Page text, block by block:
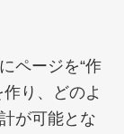
ページを“作
り、どのよ
が可能とな